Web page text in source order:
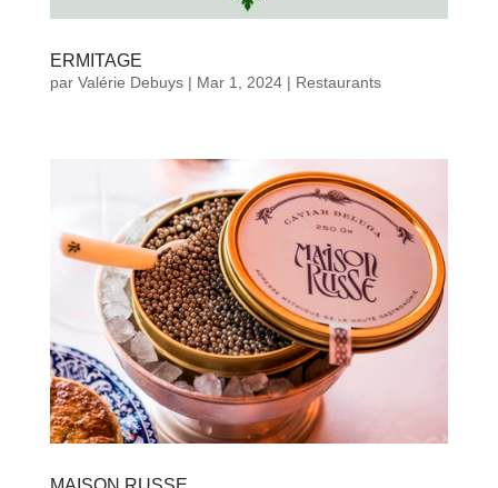
ERMITAGE
par Valérie Debuys| Mar 1, 2024| Restaurants